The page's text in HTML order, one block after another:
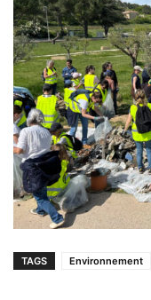
TAGS Environnement